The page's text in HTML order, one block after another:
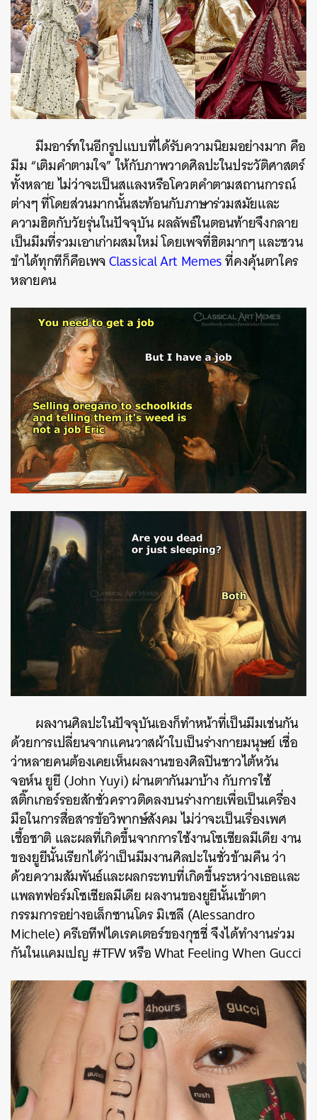
มีมอาร์ทในอีกรูปแบบที่ได้รับความนิยมอย่างมาก คือ
มีม “เติมคำตามใจ” ให้กับภาพวาดศิลปะในประวัติศาสตร์
ทั้งหลาย ไม่ว่าจะเป็นสแลงหรือโควตคำตามสถานการณ์
ต่างๆ ที่โดยส่วนมากนั้นสะท้อนกับภาษาร่วมสมัยและ
ความฮิตกับวัยรุ่นในปัจจุบัน ผลลัพธ์ในตอนท้ายจึงกลาย
เป็นมีมที่รวมเอาเก่าผสมใหม่ โดยเพจที่ฮิตมากๆ และชวน
ขำได้ทุกทีก็คือเพจClassical Art Memesที่คงคุ้นตาใคร
หลายคน
ผลงานศิลปะในปัจจุบันเองก็ทำหน้าที่เป็นมีมเช่นกัน
ด้วยการเปลี่ยนจากแคนวาสผ้าใบเป็นร่างกายมนุษย์ เชื่อ
ว่าหลายคนต้องเคยเห็นผลงานของศิลปินชาวไต้หวัน
จอห์น ยูยี (John Yuyi) ผ่านตากันมาบ้าง กับการใช้
สติ๊กเกอร์รอยสักชั่วคราวติดลงบนร่างกายเพื่อเป็นเครื่อง
มือในการสื่อสารข้อวิพากษ์สังคม ไม่ว่าจะเป็นเรื่องเพศ
เชื้อชาติ และผลที่เกิดขึ้นจากการใช้งานโซเชียลมีเดีย งาน
ของยูยีนั้นเรียกได้ว่าเป็นมีมงานศิลปะในชั่วข้ามคืน ว่า
ด้วยความสัมพันธ์และผลกระทบที่เกิดขึ้นระหว่างเธอและ
แพลทฟอร์มโซเชียลมีเดีย ผลงานของยูยีนั้นเข้าตา
กรรมการอย่างอเล็กซานโดร มิเชลี (Alessandro
Michele) ครีเอทีฟไดเรคเตอร์ของกุชชี่ จึงได้ทำงานร่วม
กันในแคมเปญ #TFW หรือ What Feeling When Gucci